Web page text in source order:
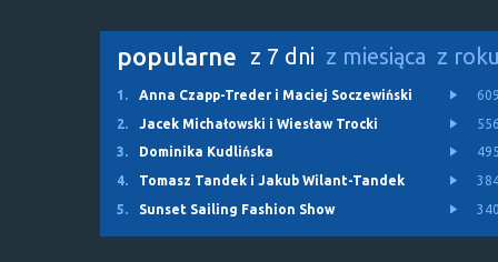
popularne z 7 dni z miesiąca z
1. Anna Czapp-Treder i Maciej Soczewiński
2.
Jacek Michałowski i Wiesław Trocki
3.
Dominika Kudlińska
4.
Tomasz Tandek i Jakub Wilant-Tandek
5.
Sunset Sailing Fashion Show